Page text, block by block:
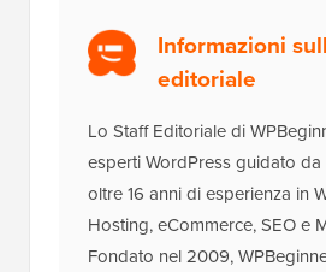
Informazioni
editoriale
Lo Staff Editoriale di
esperti WordPress guidato
oltre 16 anni di esperienza in
Hosting, eCommerce, SEO e
Fondato nel 2009,